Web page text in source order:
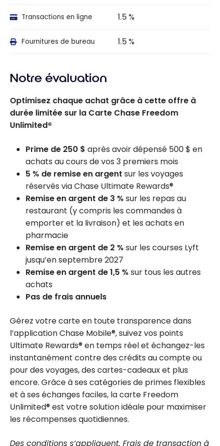
Transactions en ligne 1.5 %
Fournitures de bureau 1.5 %
Notre évaluation
Optimisez chaque achat grâce à cette offre à
durée limitée sur la Carte Chase Freedom
Unlimited®
Prime de 250 $ après avoir dépensé 500 $ en
achats au cours de vos 3 premiers mois
5 % de remise en argent sur les voyages
réservés via Chase Ultimate Rewards®
Remise en argent de 3 % sur les repas au
restaurant (y compris les commandes à
emporter et la livraison) et les achats en
pharmacie
Remise en argent de 2 % sur les courses Lyft
jusqu’en septembre 2027
Remise en argent de 1,5 % sur tous les autres
achats
Pas de frais annuels
Gérez votre carte en toute transparence dans
l’application Chase Mobile®, suivez vos points
Ultimate Rewards® en temps réel et échangez-les
instantanément contre des crédits au compte ou
pour des voyages, des cartes-cadeaux et plus
encore. Grâce à ses catégories de primes flexibles
et à ses échanges faciles, la carte Freedom
Unlimited® est votre solution idéale pour maximiser
les récompenses quotidiennes.
Des conditions s’appliquent. Frais de transaction à